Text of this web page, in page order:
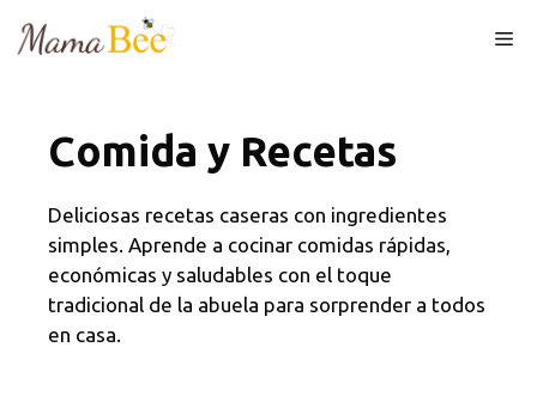
Comida y Recetas
Deliciosas recetas caseras con ingredientes
simples. Aprende a cocinar comidas rápidas,
económicas y saludables con el toque
tradicional de la abuela para sorprender a todos
en casa.